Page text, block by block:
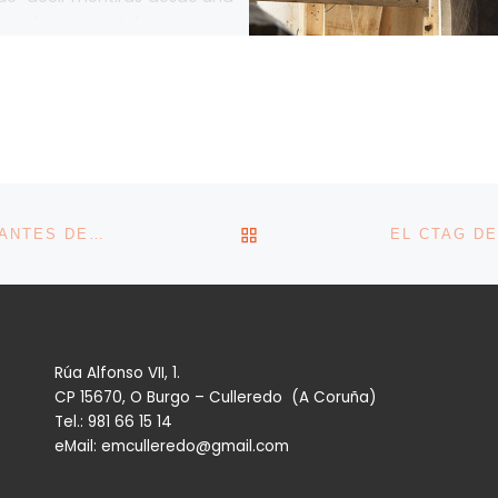
ESTO ES TODO LO QUE DEBES TENER EN CUENTA ANTES DE SOLICITAR UN PRÉSTAMO EN EL BANCO EN 2025 VOLVER A LA LISTA DE
Rúa Alfonso VII, 1.
CP 15670, O Burgo – Culleredo (A Coruña)
Tel.: 981 66 15 14
eMail: emculleredo@gmail.com